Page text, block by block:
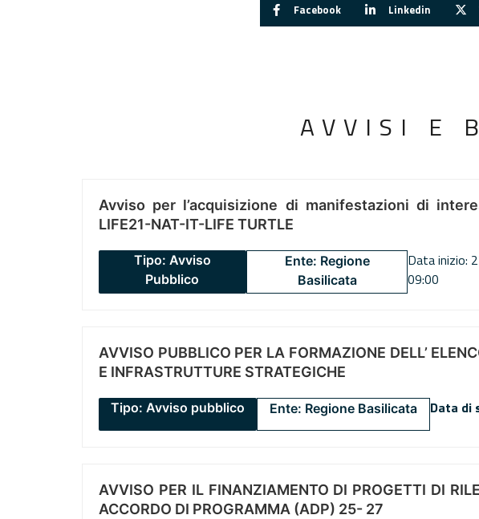
Facebook Linkedin
AVVISI E
Avviso per l’acquisizione di manifestazioni di
LIFE21-NAT-IT-LIFE TURTLE
Tipo: Avviso
Pubblico
Ente: Regione
Basilicata
Data inizio:
09:00
AVVISO PUBBLICO PER LA FORMAZIONE DELL’
E INFRASTRUTTURE STRATEGICHE
Tipo: Avviso pubblico Ente: Regione Basilicata Data di
AVVISO PER IL FINANZIAMENTO DI PROGETTI DI
ACCORDO DI PROGRAMMA (ADP) 25- 27